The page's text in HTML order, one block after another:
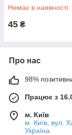
Немає в наявності
45 ₴
Про нас
98%
Працює з
м. Київ
м. Київ, вул.
Україна